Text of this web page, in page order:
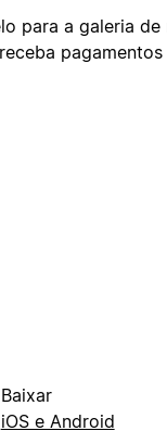
para a galeria
Baixar
iOS e Android